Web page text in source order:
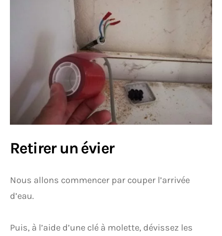
Retirer un évier
Nous allons commencer par couper l’arrivée
d’eau.
Puis, à l’aide d’une clé à molette, dévissez les